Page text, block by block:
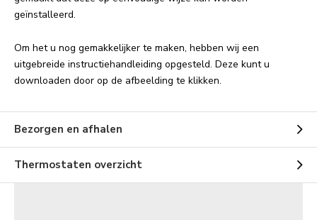
geïnstalleerd.
Om het u nog gemakkelijker te maken, hebben wij een
uitgebreide instructiehandleiding opgesteld. Deze kunt u
downloaden door op de afbeelding te klikken.
Bezorgen en afhalen
Thermostaten overzicht